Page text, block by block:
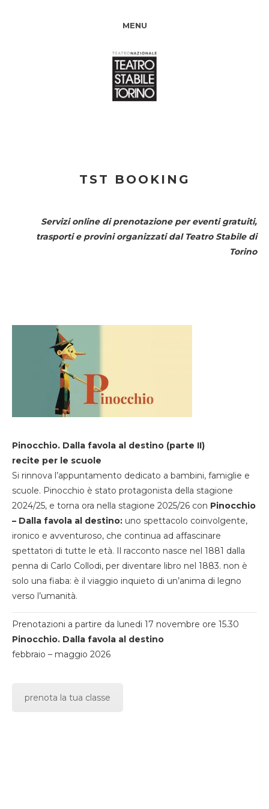
MENU
TST BOOKING
Servizi online di prenotazione per eventi gratuiti,
trasporti e provini organizzati dal Teatro Stabile di
Torino
Pinocchio. Dalla favola al destino (parte II)
recite per le scuole
Si rinnova l’appuntamento dedicato a bambini, famiglie e
scuole. Pinocchio è stato protagonista della stagione
2024/25, e torna ora nella stagione 2025/26 con Pinocchio
– Dalla favola al destino: uno spettacolo coinvolgente,
ironico e avventuroso, che continua ad affascinare
spettatori di tutte le età. Il racconto nasce nel 1881 dalla
penna di Carlo Collodi, per diventare libro nel 1883. non è
solo una fiaba: è il viaggio inquieto di un’anima di legno
verso l’umanità.
Prenotazioni a partire da lunedi 17 novembre ore 15.30
Pinocchio. Dalla favola al destino
febbraio – maggio 2026
prenota la tua classe